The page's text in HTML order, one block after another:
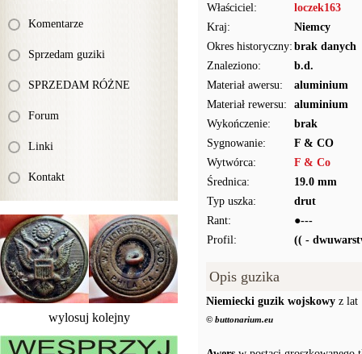
Komentarze
Sprzedam guziki
SPRZEDAM RÓŻNE
Forum
Linki
Kontakt
wylosuj kolejny
Właściciel:
loczek163
Kraj:
Niemcy
Okres historyczny: brak danych
Znaleziono:
b.d.
Materiał awersu:
aluminium
Materiał rewersu:
aluminium
Wykończenie:
brak
Sygnowanie:
F & CO
Wytwórca:
F & Co
Średnica:
19.0 mm
Typ uszka:
drut
Rant:
●---
Profil:
(( -
Opis guzika
Niemiecki guzik wojskowy z lat
© buttonarium.eu